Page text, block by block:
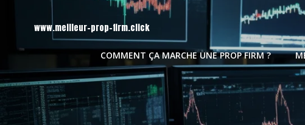
contenu
www.meilleur-prop-firm.click
COMMENT ÇA MARCHE UNE PROP FIRM ?